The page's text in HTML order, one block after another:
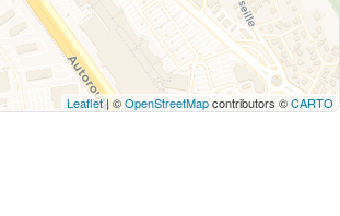
Leaflet| ©OpenStreetMapcontributors ©CARTO